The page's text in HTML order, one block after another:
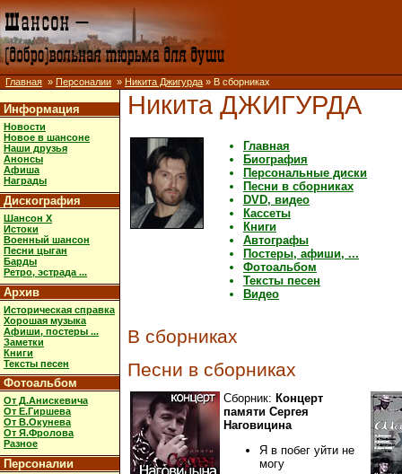
Главная » Персоналии » Никита Джигурда » В сборниках
Информация
Новости
Новое в шансоне
Наши друзья
Анонсы
Афиша
Награды
Дискография
Шансон X
Истоки
Военный шансон
Песни цыган
Барды
Ретро, эстрада ...
Архив
Историческая справка
Хорошая музыка
Афиши, постеры ...
Заметки
Книги
Тексты песен
Фотоальбом
От Д.Анискевича
От Е.Гиршева
От В.Окунева
От Я.Фролова
Разное
Персоналии
Никита ДЖИГУРДА
Главная
Биография
Персональные диски
Песни в сборниках
DVD, видео
Кассеты
Книги
Автографы
Постеры, афиши, ...
Фотоальбом
Тексты песен
Видео
В сборниках
Песни в сборниках
Сборник: Концерт
памяти Сергея
Наговицина
Я в побег уйти не
могу